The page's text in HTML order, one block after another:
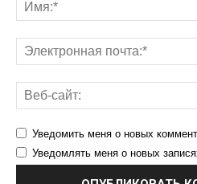
Уведомить меня о новых
Уведомлять меня о новых